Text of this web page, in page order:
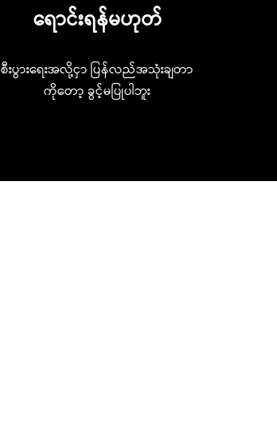
ရောင်းရန်မဟုတ်
စီးပွားရေးအလို့ငှာ ပြန်လည်အသုံးချတာ
ကိုတော့ ခွင့်မပြုပါဘူး